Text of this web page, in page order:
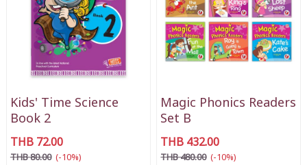
Kids' Time Science
Book 2
THB 72.00
THB 80.00 (-10%)
Magic Phonics Readers
Set B
THB 432.00
THB 480.00 (-10%)